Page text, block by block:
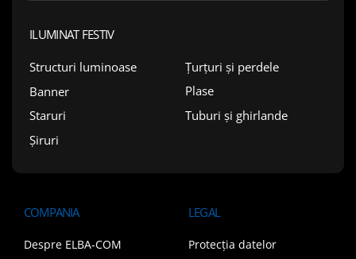
ILUMINAT FESTIV
Structuri luminoase
Banner
Staruri
Șiruri
Țurțuri și perdele
Plase
Tuburi și ghirlande
COMPANIA
Despre ELBA-COM
LEGAL
Protecția datelor